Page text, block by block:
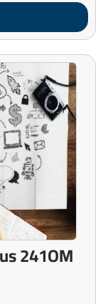
241OM